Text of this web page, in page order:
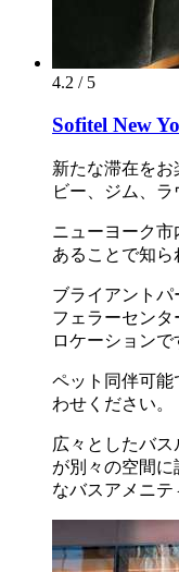
4.2 / 5
Sofitel New
新たな滞在を
ビー、ジム、
ニューヨーク
あることで知ら
ブライアント
フェラーセン
ロケーションで
ペット同伴可能
わせください。
広々としたバ
が別々の空間に
なバスアメニ